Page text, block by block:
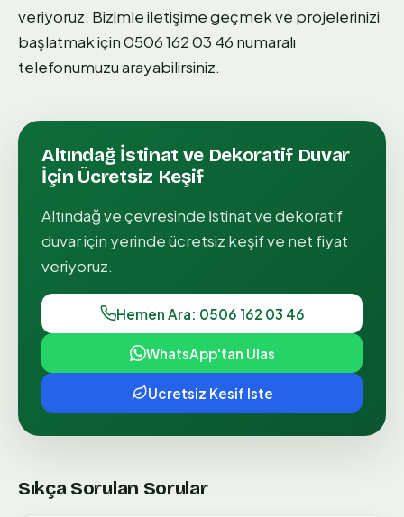
veriyoruz. Bizimle iletişime geçmek ve projelerinizi
başlatmak için 0506 162 03 46 numaralı
telefonumuzu arayabilirsiniz.
Altındağ İstinat ve Dekoratif Duvar
İçin Ücretsiz Keşif
Altındağve çevresinde i̇stinat ve dekoratif
duvariçin yerinde ücretsiz keşif ve net fiyat
veriyoruz.
Hemen Ara: 0506 162 03 46
WhatsApp'tan Ulas
Ucretsiz Kesif Iste
Sıkça Sorulan Sorular